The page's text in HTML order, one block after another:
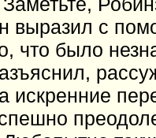
выразил с
что было
искренние